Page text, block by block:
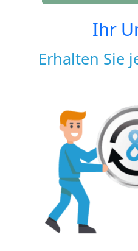
Ihr
Erhalten Sie